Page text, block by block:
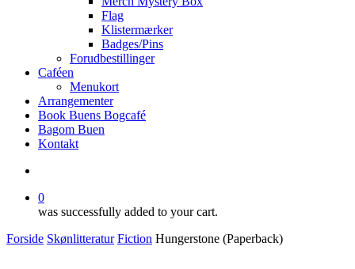
Flag
Klistermærker
Badges/Pins
Forudbestillinger
Caféen
Menukort
Arrangementer
Book Buens Bogcafé
Bagom Buen
Kontakt
0
was successfully added to your cart.
Forside Skønlitteratur Fiction Hungerstone (Paperback)